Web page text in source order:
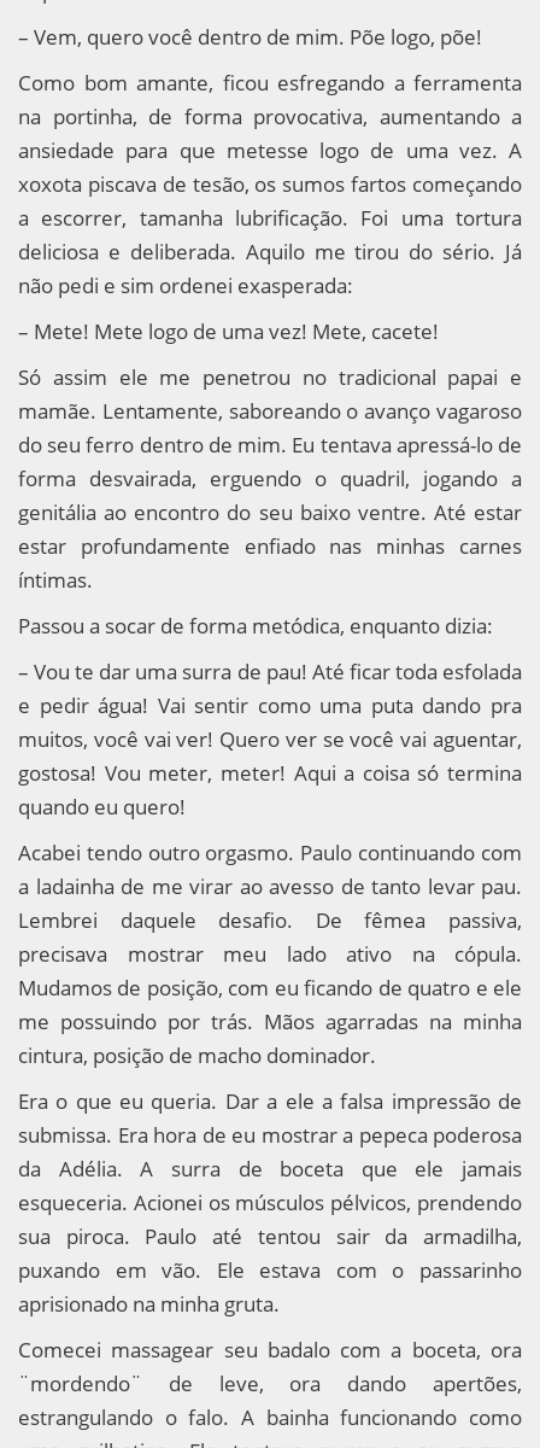
– Vem, quero você dentro de mim. Põe logo, põe!
Como bom amante, ficou esfregando a ferramenta
na portinha, de forma provocativa, aumentando a
ansiedade para que metesse logo de uma vez. A
xoxota piscava de tesão, os sumos fartos começando
a escorrer, tamanha lubrificação. Foi uma tortura
deliciosa e deliberada. Aquilo me tirou do sério. Já
não pedi e sim ordenei exasperada:
– Mete! Mete logo de uma vez! Mete, cacete!
Só assim ele me penetrou no tradicional papai e
mamãe. Lentamente, saboreando o avanço vagaroso
do seu ferro dentro de mim. Eu tentava apressá-lo de
forma desvairada, erguendo o quadril, jogando a
genitália ao encontro do seu baixo ventre. Até estar
estar profundamente enfiado nas minhas carnes
íntimas.
Passou a socar de forma metódica, enquanto dizia:
– Vou te dar uma surra de pau! Até ficar toda esfolada
e pedir água! Vai sentir como uma puta dando pra
muitos, você vai ver! Quero ver se você vai aguentar,
gostosa! Vou meter, meter! Aqui a coisa só termina
quando eu quero!
Acabei tendo outro orgasmo. Paulo continuando com
a ladainha de me virar ao avesso de tanto levar pau.
Lembrei daquele desafio. De fêmea passiva,
precisava mostrar meu lado ativo na cópula.
Mudamos de posição, com eu ficando de quatro e ele
me possuindo por trás. Mãos agarradas na minha
cintura, posição de macho dominador.
Era o que eu queria. Dar a ele a falsa impressão de
submissa. Era hora de eu mostrar a pepeca poderosa
da Adélia. A surra de boceta que ele jamais
esqueceria. Acionei os músculos pélvicos, prendendo
sua piroca. Paulo até tentou sair da armadilha,
puxando em vão. Ele estava com o passarinho
aprisionado na minha gruta.
Comecei massagear seu badalo com a boceta, ora
¨mordendo¨ de leve, ora dando apertões,
estrangulando o falo. A bainha funcionando como